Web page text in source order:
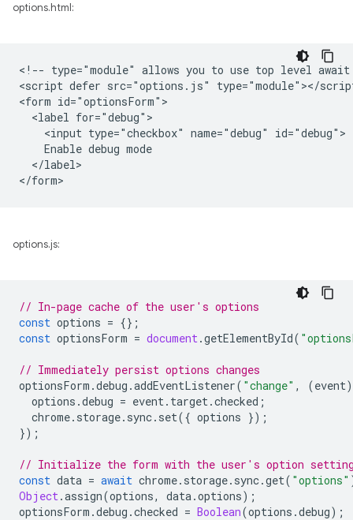
options.html:
<!-- type="module" allows you to use top level
<script defer src="options.js" type="module"></
<form id="optionsForm">
  <label for="debug">
    <input type="checkbox" name="debug" id="debug">
    Enable debug mode
  </label>
options.js:
// In-page cache of the user's options
const options = {};
const optionsForm = document.getElementById(
// Immediately persist options changes
optionsForm .debug .addEventListener( "change" , (event)
options .debug = event. target.checked ;
chrome. storage. sync. set({ options });
});
// Initialize the form with the user's option
const data = await chrome. storage. sync.get( "options"
Object.assign(options, data.options);
optionsForm .debug .checked = Boolean(options .debug);